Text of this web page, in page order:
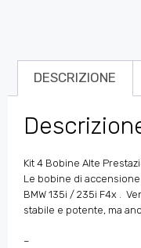
DESCRIZIONE
Kit 4 Bobine Alte
Le bobine di
BMW 135i / 235i F4x .
stabile e potente, ma
–